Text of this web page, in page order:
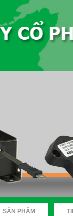
SẢN PHẨM